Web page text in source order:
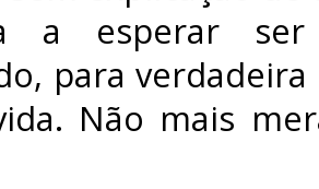
a esperar
para
Não mais